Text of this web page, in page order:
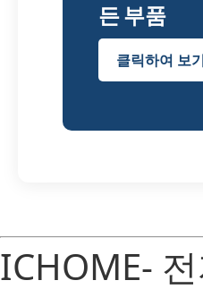
든 부품
클릭하여 보
ICHOME-